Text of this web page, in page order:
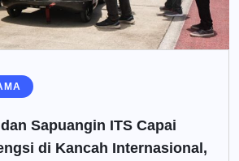
Sapuangin ITS Capai
di Kancah Internasional,